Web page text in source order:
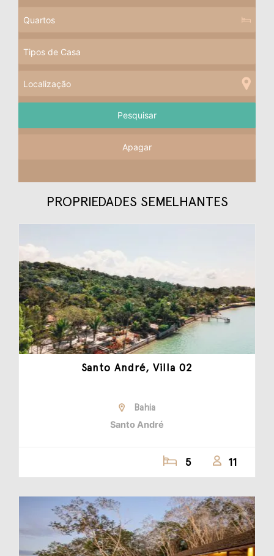
Apagar
PROPRIEDADES SEMELHANTES
Santo André, Villa 02
Bahia
Santo André
5 11